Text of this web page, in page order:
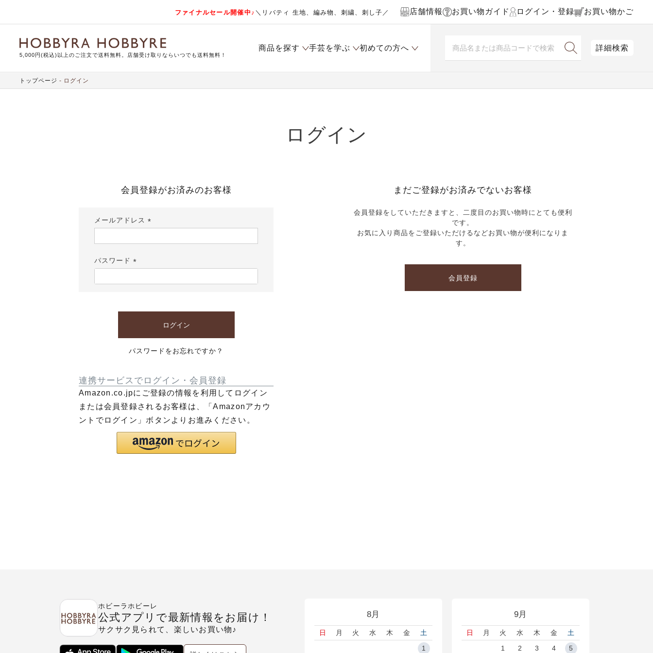
ファイナルセール開催中♪ ＼リバティ 生地、編み物、刺繍、刺し子／ 店舗情報 お買い物ガイド ログイン・登録 お買い物かご
5,000円(税込)以上のご注文で送料無料。店舗受け取りならいつでも送料無料！
商品を探す 手芸を学ぶ 初めての方へ 詳細検索
トップページ ログイン
ログイン
会員登録がお済みのお客様
メールアドレス
須)
パスワード
須)
ログイン
パスワードをお忘れですか？
連携サービスでログイン・会員登録
Amazon.co.jpにご登録の情報を利用してログイン
または会員登録されるお客様は、「Amazonアカウ
ントでログイン」ボタンよりお進みください。
まだご登録がお済みでないお客様
会員登録をしていただきますと、二度目のお買い物時にとても便利
です。
お気に入り商品をご登録いただけるなどお買い物が便利になりま
す。
会員登録
8月
日 月 火 水 木 金
土
1
9月
日 月 火 水 木 金
土
1
2 3 4 5
ホビーラホビーレ
公式アプリで最新情報をお届け！
サクサク見られて、楽しいお買い物♪